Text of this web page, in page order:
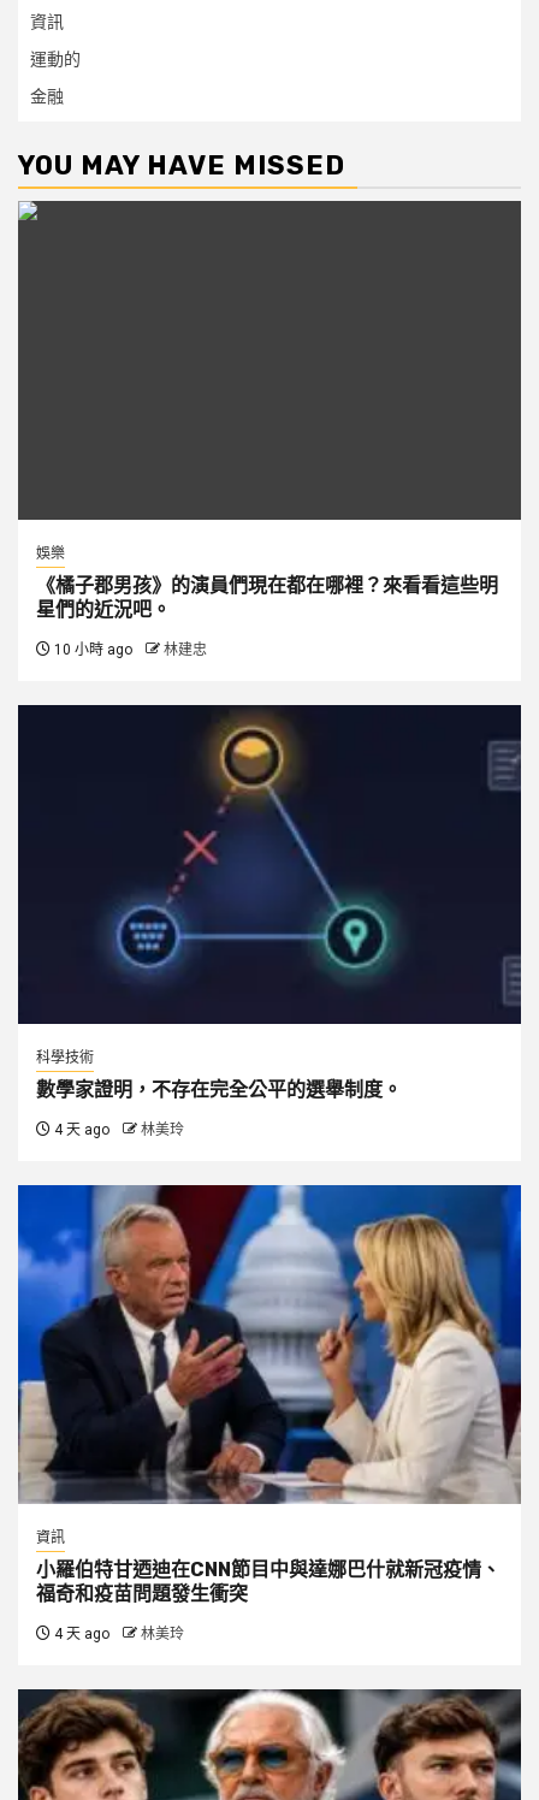
資訊
運動的
金融
YOU MAY HAVE MISSED
娛樂
《橘子郡男孩》的演員們現在都在哪裡？來看看這些明
星們的近況吧。
10 小時 ago 林建忠
科學技術
數學家證明，不存在完全公平的選舉制度。
4 天 ago 林美玲
資訊
小羅伯特甘迺迪在CNN節目中與達娜巴什就新冠疫情、
福奇和疫苗問題發生衝突
4 天 ago 林美玲